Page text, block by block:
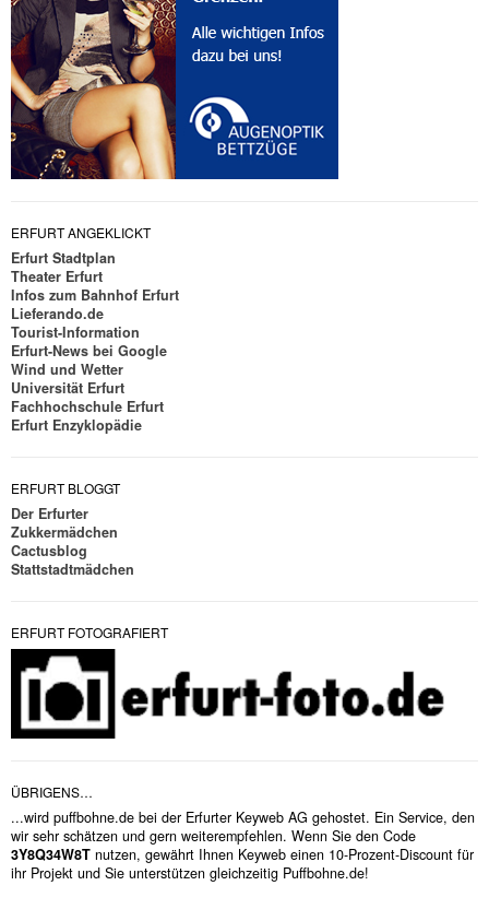
ERFURT ANGEKLICKT
Erfurt Stadtplan
Theater Erfurt
Infos zum Bahnhof Erfurt
Lieferando.de
Tourist-Information
Erfurt-News bei Google
Wind und Wetter
Universität Erfurt
Fachhochschule Erfurt
Erfurt Enzyklopädie
ERFURT BLOGGT
Der Erfurter
Zukkermädchen
Cactusblog
Stattstadtmädchen
ERFURT FOTOGRAFIERT
ÜBRIGENS…
...wird puffbohne.de bei der Erfurter Keyweb AG gehostet. Ein Service, den
wir sehr schätzen und gern weiterempfehlen. Wenn Sie den Code
3Y8Q34W8T nutzen, gewährt Ihnen Keyweb einen 10-Prozent-Discount für
ihr Projekt und Sie unterstützen gleichzeitig Puffbohne.de!